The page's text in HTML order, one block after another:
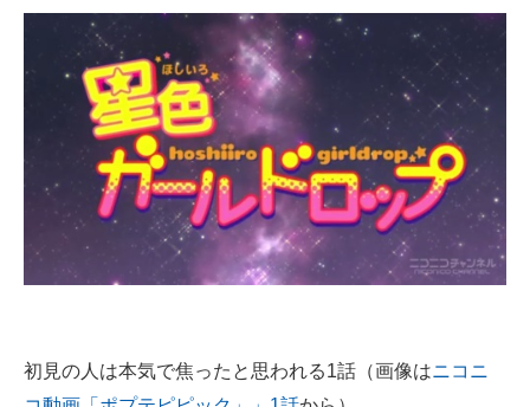
初見の人は本気で焦ったと思われる1話（画像はニコニ